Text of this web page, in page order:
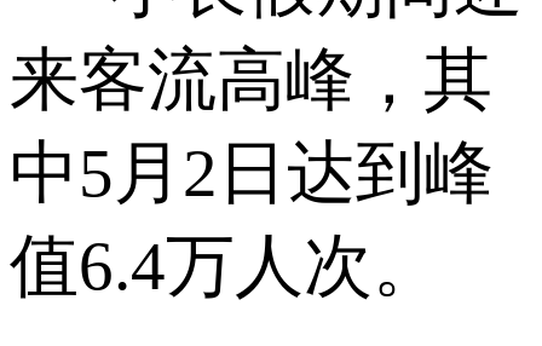
来客流高峰，其
中5月2日达到峰
值6.4万人次。